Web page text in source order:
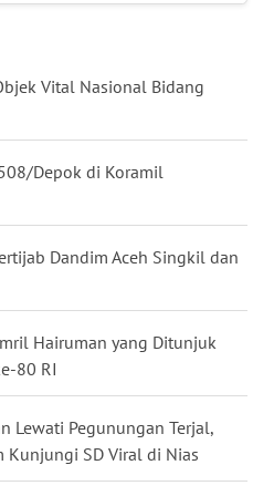
Vital Nasional Bidang
Depok di Koramil
Dandim Aceh Singkil dan
Hairuman yang Ditunjuk
80 RI
Lewati Pegunungan Terjal,
Kunjungi SD Viral di Nias